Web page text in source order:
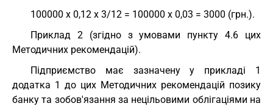
100000 х 0,12 х 3/12 = 100000 х 0,03 = 3000 (грн.).
Приклад 2 (згідно з умовами пункту 4.6 цих
Методичних рекомендацій).
Підприємство має зазначену у прикладі 1
додатка 1 до цих Методичних рекомендацій позику
банку та зобов'язання за нецільовими облігаціями на